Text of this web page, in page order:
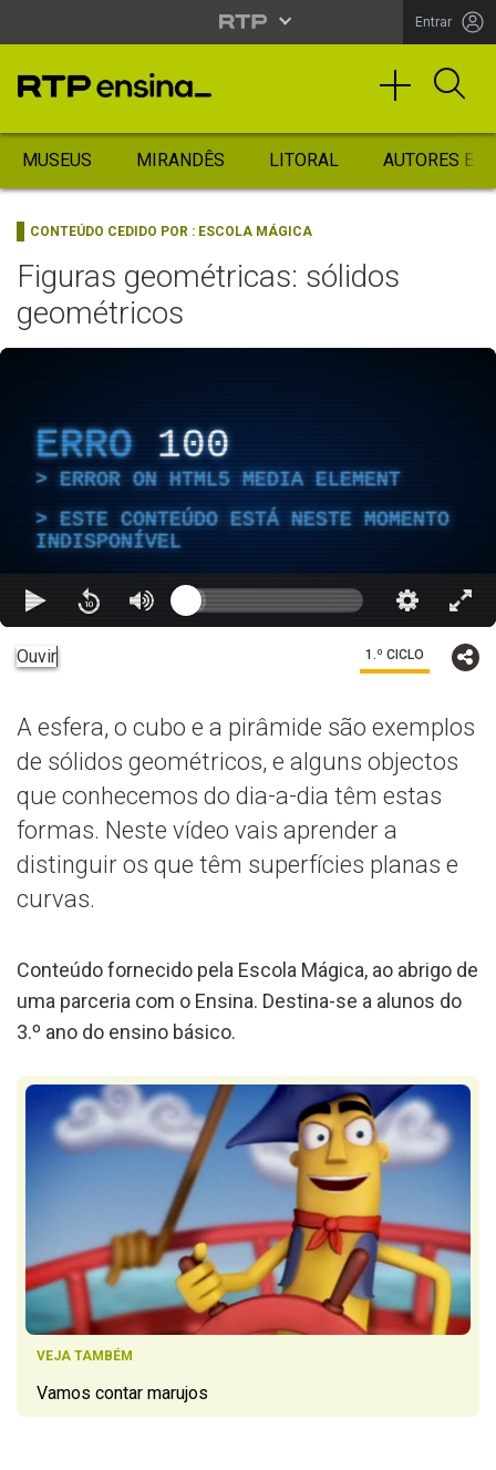
Entrar
MUSEUS MIRANDÊS LITORAL AUTORES
CONTEÚDO CEDIDO POR : ESCOLA MÁGICA
Figuras geométricas: sólidos
geométricos
ERRO 100
ERROR ON HTML5 MEDIA ELEMENT
ESTE CONTEÚDO ESTÁ NESTE MOMENTO
INDISPONÍVEL
Ouvir 1.º CICLO
A esfera, o cubo e a pirâmide são exemplos
de sólidos geométricos, e alguns objectos
que conhecemos do dia-a-dia têm estas
formas. Neste vídeo vais aprender a
distinguir os que têm superfícies planas e
curvas.
Conteúdo fornecido pela Escola Mágica, ao abrigo de
uma parceria com o Ensina. Destina-se a alunos do
3.º ano do ensino básico.
VEJA TAMBÉM
Vamos contar marujos